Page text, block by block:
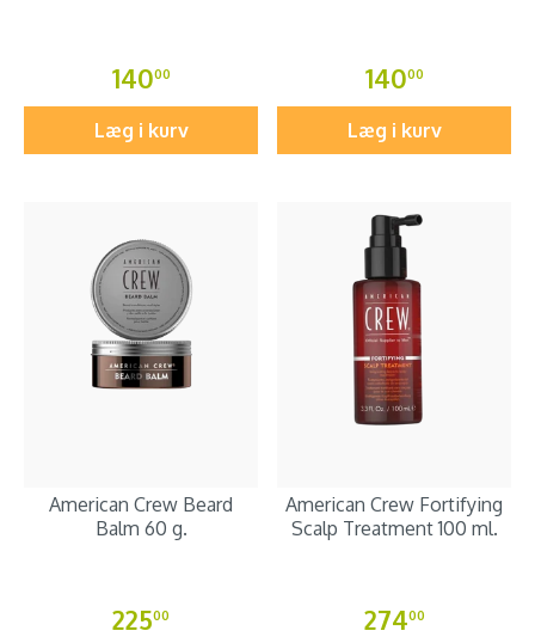
14000
Læg i kurv
14000
Læg i kurv
American Crew Beard
Balm 60 g.
22500
American Crew Fortifying
Scalp Treatment 100 ml.
27400